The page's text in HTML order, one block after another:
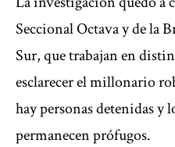
Seccional Octava y de la
Sur, que trabajan en
esclarecer el millonario
hay personas detenidas y
permanecen prófugos.